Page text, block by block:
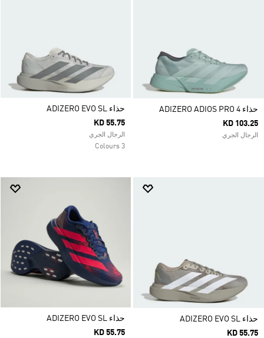
حذاء ADIZERO ADIOS PRO 4
KD 103.25
الرجال الجري
حذاء ADIZERO EVO SL
KD 55.75
الرجال الجري
3 Colours
حذاء ADIZERO EVO SL
KD 55.75
حذاء ADIZERO EVO SL
KD 55.75